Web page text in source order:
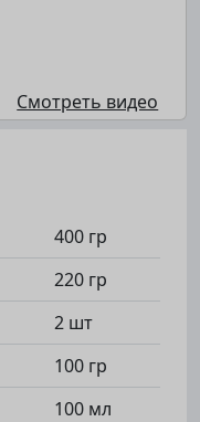
Смотреть видео
400 гр
220 гр
2 шт
100 гр
100 мл